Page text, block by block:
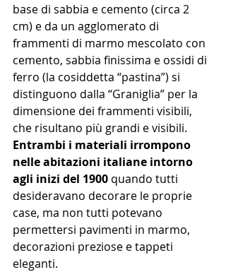
base di sabbia e cemento (circa 2
cm) e da un agglomerato di
frammenti di marmo mescolato con
cemento, sabbia finissima e ossidi di
ferro (la cosiddetta “pastina”) si
distinguono dalla “Graniglia” per la
dimensione dei frammenti visibili,
che risultano più grandi e visibili.
Entrambi i materiali irrompono
nelle abitazioni italiane intorno
agli inizi del 1900 quando tutti
desideravano decorare le proprie
case, ma non tutti potevano
permettersi pavimenti in marmo,
decorazioni preziose e tappeti
eleganti.